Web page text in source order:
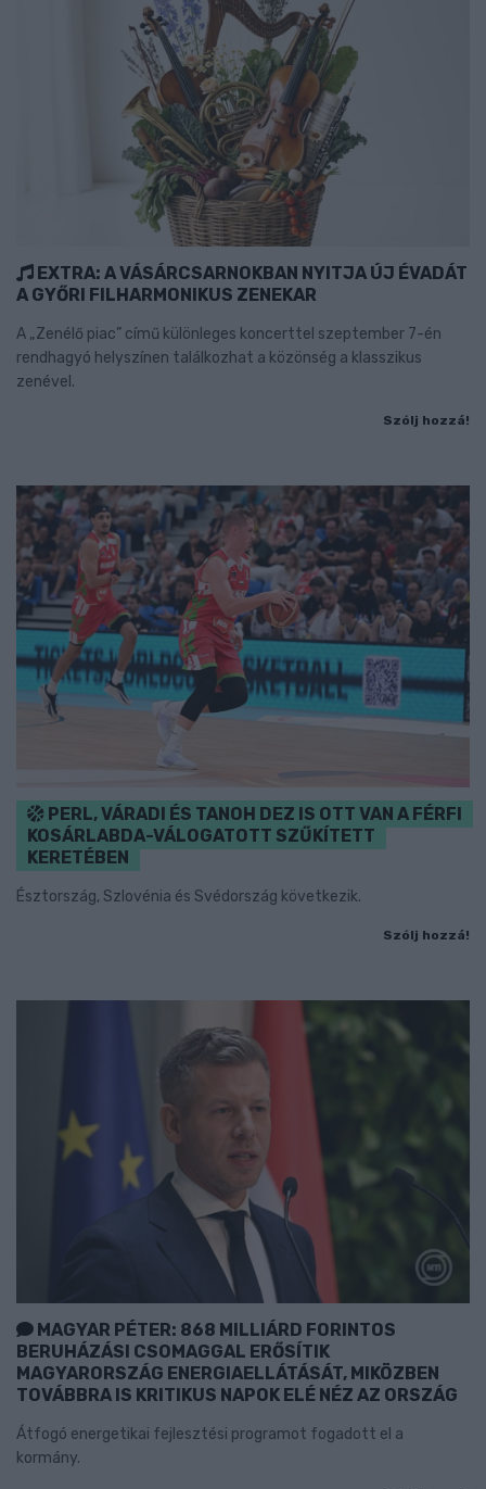
EXTRA: A VÁSÁRCSARNOKBAN NYITJA ÚJ ÉVADÁT
A GYŐRI FILHARMONIKUS ZENEKAR
A „Zenélő piac” című különleges koncerttel szeptember 7-én
rendhagyó helyszínen találkozhat a közönség a klasszikus
zenével.
Szólj hozzá!
PERL, VÁRADI ÉS TANOH DEZ IS OTT VAN A FÉRFI
KOSÁRLABDA-VÁLOGATOTT SZŰKÍTETT
KERETÉBEN
Észtország, Szlovénia és Svédország következik.
Szólj hozzá!
MAGYAR PÉTER: 868 MILLIÁRD FORINTOS
BERUHÁZÁSI CSOMAGGAL ERŐSÍTIK
MAGYARORSZÁG ENERGIAELLÁTÁSÁT, MIKÖZBEN
TOVÁBBRA IS KRITIKUS NAPOK ELÉ NÉZ AZ ORSZÁG
Átfogó energetikai fejlesztési programot fogadott el a
kormány.